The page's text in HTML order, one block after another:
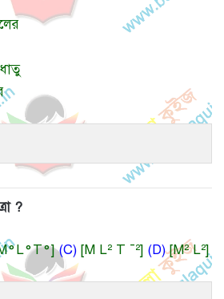
?
(C) [M L² T ¯²] (D)[M² L²]